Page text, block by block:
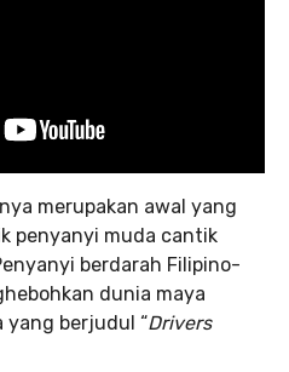
merupakan awal yang
penyanyi muda cantik
berdarah Filipino-
dunia maya
yang berjudul “Drivers